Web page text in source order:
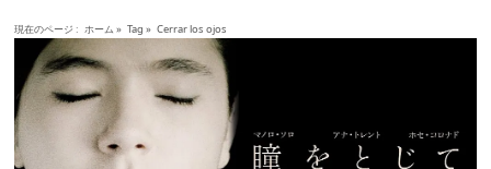
現在のページ : ホーム » Tag » Cerrar los ojos